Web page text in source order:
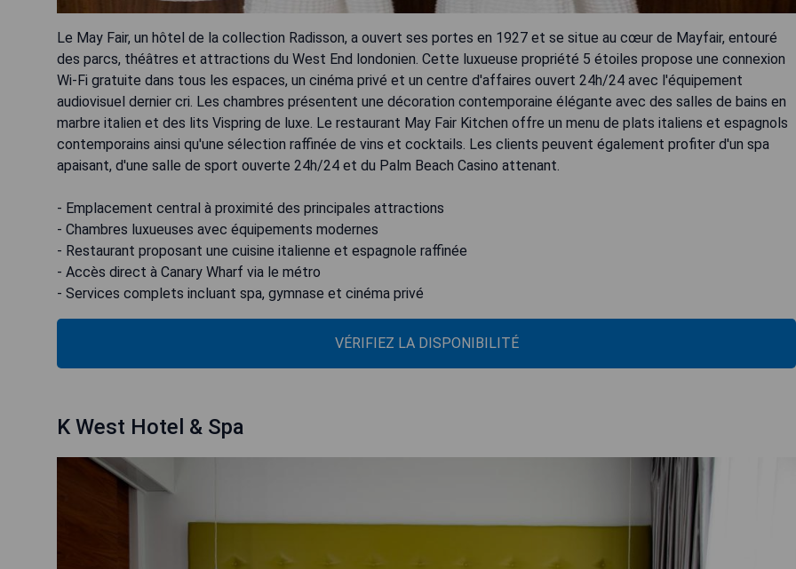
Le May Fair, un hôtel de la collection Radisson, a ouvert ses portes en 1927 et se situe au cœur de Mayfair, entouré
des parcs, théâtres et attractions du West End londonien. Cette luxueuse propriété 5 étoiles propose une connexion
Wi-Fi gratuite dans tous les espaces, un cinéma privé et un centre d'affaires ouvert 24h/24 avec l'équipement
audiovisuel dernier cri. Les chambres présentent une décoration contemporaine élégante avec des salles de bains en
marbre italien et des lits Vispring de luxe. Le restaurant May Fair Kitchen offre un menu de plats italiens et espagnols
contemporains ainsi qu'une sélection raffinée de vins et cocktails. Les clients peuvent également profiter d'un spa
apaisant, d'une salle de sport ouverte 24h/24 et du Palm Beach Casino attenant.
- Emplacement central à proximité des principales attractions
- Chambres luxueuses avec équipements modernes
- Restaurant proposant une cuisine italienne et espagnole raffinée
- Accès direct à Canary Wharf via le métro
- Services complets incluant spa, gymnase et cinéma privé
VÉRIFIEZ LA DISPONIBILITÉ
K West Hotel & Spa